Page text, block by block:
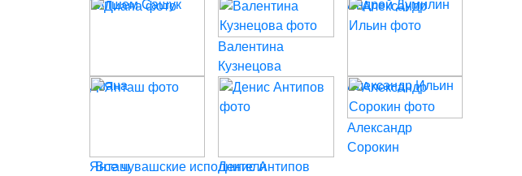
Типшем Сашук
Андрей Думилин
Диана
Валентина
Кузнецова
Александр Ильин
Янташ Денис Антипов
Александр
Сорокин
Все чувашские исполнители